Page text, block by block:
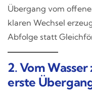
Übergang vom
klaren Wechsel
Abfolge statt
2. Vom
erste